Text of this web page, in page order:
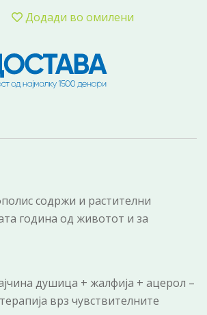
Додади во омилени
содржи и растителни
година од животот и за
душица + жалфија + ацерол –
врз чувствителните